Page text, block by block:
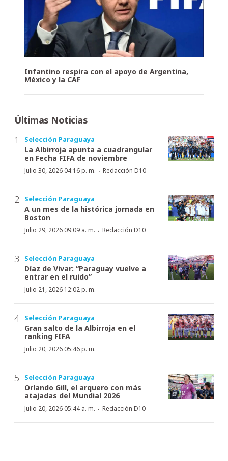
Infantino respira con el apoyo de Argentina,
México y la CAF
Últimas Noticias
Selección Paraguaya
La Albirroja apunta a cuadrangular
en Fecha FIFA de noviembre
Julio 30, 2026 04:16 p. m. · Redacción D10
Selección Paraguaya
A un mes de la histórica jornada en
Boston
Julio 29, 2026 09:09 a. m. · Redacción D10
Selección Paraguaya
Díaz de Vivar: “Paraguay vuelve a
entrar en el ruido”
Julio 21, 2026 12:02 p. m.
Selección Paraguaya
Gran salto de la Albirroja en el
ranking FIFA
Julio 20, 2026 05:46 p. m.
Selección Paraguaya
Orlando Gill, el arquero con más
atajadas del Mundial 2026
Julio 20, 2026 05:44 a. m. · Redacción D10